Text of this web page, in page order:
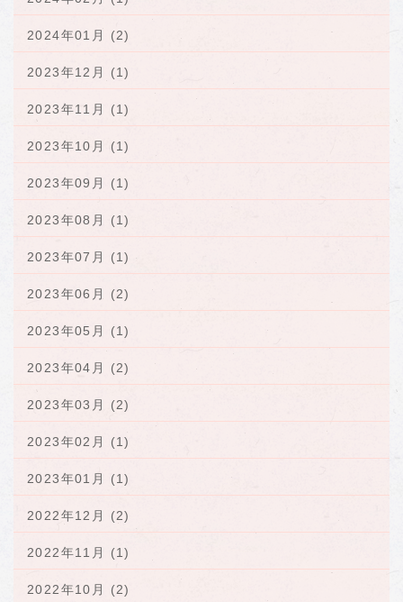
2024年01月 (2)
2023年12月 (1)
2023年11月 (1)
2023年10月 (1)
2023年09月 (1)
2023年08月 (1)
2023年07月 (1)
2023年06月 (2)
2023年05月 (1)
2023年04月 (2)
2023年03月 (2)
2023年02月 (1)
2023年01月 (1)
2022年12月 (2)
2022年11月 (1)
2022年10月 (2)